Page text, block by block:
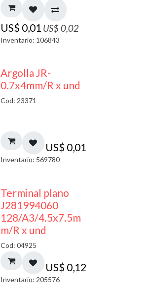
US$ 0,01 US$0,02
Inventario: 106843
Argolla JR-
0.7x4mm/R x und
Cod: 23371
US$ 0,01
Inventario: 569780
Terminal plano
J281994060
128/A3/4.5x7.5m
m/R x und
Cod: 04925
US$ 0,12
Inventario: 205576